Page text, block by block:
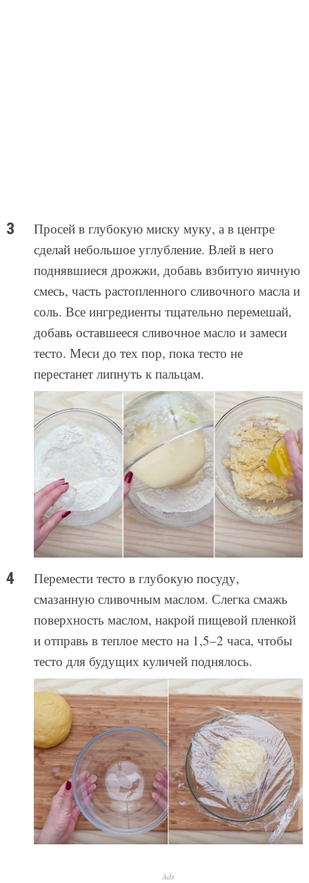
Просей в глубокую миску муку, а в центре
сделай небольшое углубление. Влей в него
поднявшиеся дрожжи, добавь взбитую яичную
смесь, часть растопленного сливочного масла и
соль. Все ингредиенты тщательно перемешай,
добавь оставшееся сливочное масло и замеси
тесто. Меси до тех пор, пока тесто не
перестанет липнуть к пальцам.
Перемести тесто в глубокую посуду,
смазанную сливочным маслом. Слегка смажь
поверхность маслом, накрой пищевой пленкой
и отправь в теплое место на 1,5–2 часа, чтобы
тесто для будущих куличей поднялось.
Ads